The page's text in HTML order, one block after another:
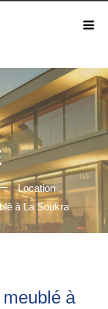
Location
à La Soukra
à